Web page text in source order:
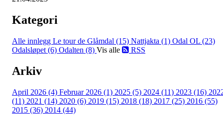
Kategori
Alle innlegg Le tour de Glåmdal (15) Nattjakta (1) Odal OL (23)
Odalsløpet (6) Odalten (8) Vis alle RSS
Arkiv
April 2026 (4) Februar 2026 (1) 2025 (5) 2024 (11) 2023 (16)
(11) 2021 (14) 2020 (6) 2019 (15) 2018 (18) 2017 (25) 2016 (55)
2015 (36) 2014 (44)